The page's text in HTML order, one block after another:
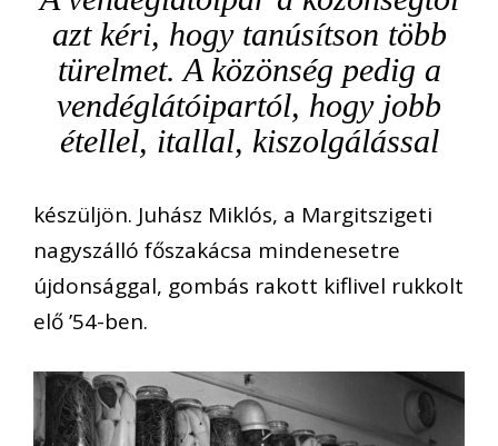
azt kéri, hogy tanúsítson több
türelmet. A közönség pedig a
vendéglátóipartól, hogy jobb
étellel, itallal, kiszolgálással
készüljön. Juhász Miklós, a Margitszigeti
nagyszálló főszakácsa mindenesetre
újdonsággal, gombás rakott kiflivel rukkolt
elő ’54-ben.